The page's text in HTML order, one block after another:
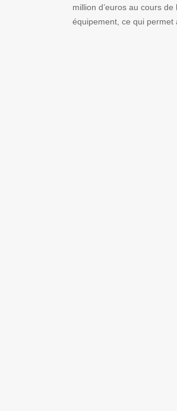
million d’euros au cours
équipement, ce qui